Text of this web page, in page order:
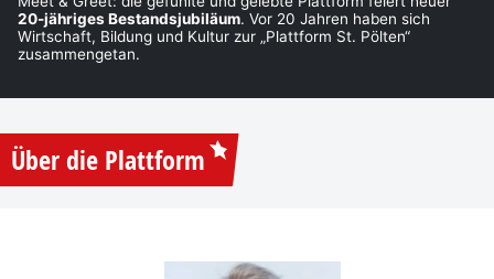
20-jähriges Bestandsjubiläum. Vor 20 Jahren haben sich
Wirtschaft, Bildung und Kultur zur „Plattform St. Pölten“
zusammengetan.
Über die Plattform